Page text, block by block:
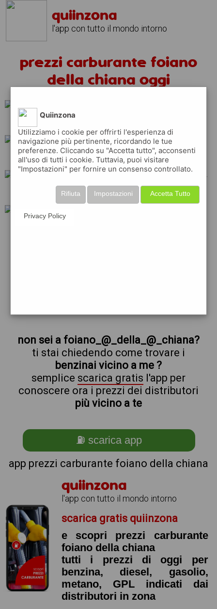
quiinzona
l'app con tutto il mondo intorno
prezzi carburante foiano
della chiana oggi
repsol ip total
tamoil api
non sei a foiano_@_della_@_chiana?
ti stai chiedendo come trovare i
benzinai vicino a me ?
semplice scarica gratis l'app per
conoscere ora i prezzi dei distributori
più vicino a te
⛽ scarica app
app prezzi carburante foiano della chiana
quiinzona
l'app con tutto il mondo intorno
scarica gratis quiinzona
e scopri prezzi carburante
foiano della chiana
tutti i prezzi di oggi per
benzina, diesel, gasolio,
metano, GPL indicati dai
distributori in zona
Quiinzona
Utilizziamo i cookie per offrirti l'esperienza di
navigazione più pertinente, ricordando le tue
preferenze. Cliccando su "Accetta tutto", acconsenti
all'uso di tutti i cookie. Tuttavia, puoi visitare
"Impostazioni" per fornire un consenso controllato.
Accetta Tutto
Impostazioni
Rifiuta
Privacy Policy